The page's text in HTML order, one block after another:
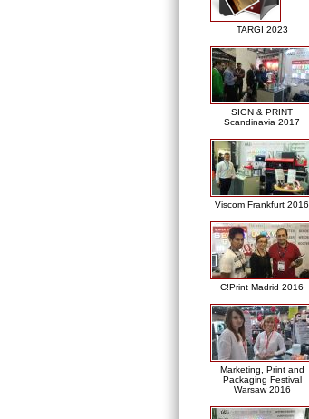
TARGI 2023
SIGN & PRINT
Scandinavia 2017
Viscom Frankfurt 2016
C!Print Madrid 2016
Marketing, Print and
Packaging Festival
Warsaw 2016